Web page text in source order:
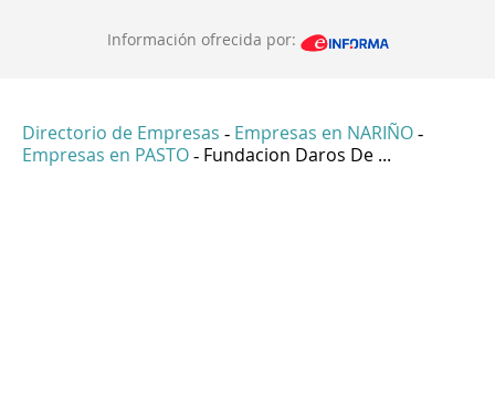
Información ofrecida por:
Directorio de Empresas - Empresas en NARIÑO -
Empresas en PASTO - Fundacion Daros De ...